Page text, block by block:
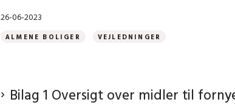
26-06-2023
ALMENE BOLIGER VEJLEDNINGER
Bilag 1 Oversigt over midler til